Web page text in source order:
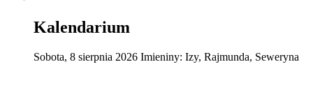
Kalendarium
Sobota, 8 sierpnia 2026 Imieniny: Izy, Rajmunda, Seweryna